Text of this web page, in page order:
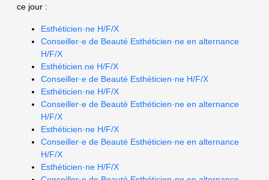
ce jour :
Esthéticien·ne H/F/X
Conseiller·e de Beauté Esthéticien·ne en alternance
H/F/X
Esthéticien.ne H/F/X
Conseiller·e de Beauté Esthéticien·ne H/F/X
Esthéticien·ne H/F/X
Conseiller·e de Beauté Esthéticien·ne en alternance
H/F/X
Esthéticien·ne H/F/X
Conseiller·e de Beauté Esthéticien·ne en alternance
H/F/X
Esthéticien·ne H/F/X